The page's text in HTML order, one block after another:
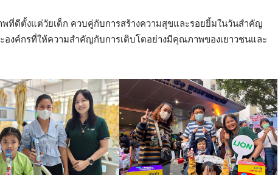
ที่ดีตั้งแต่วัยเด็ก ควบคู่กับการสร้างความสุขและรอยยิ้มในวันสำคัญ
งค์กรที่ให้ความสำคัญกับการเติบโตอย่างมีคุณภาพของเยาวชนและ